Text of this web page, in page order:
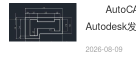
行业工程
纸标签页
协同设计
Autodesk
CAD制图
2026-08-09